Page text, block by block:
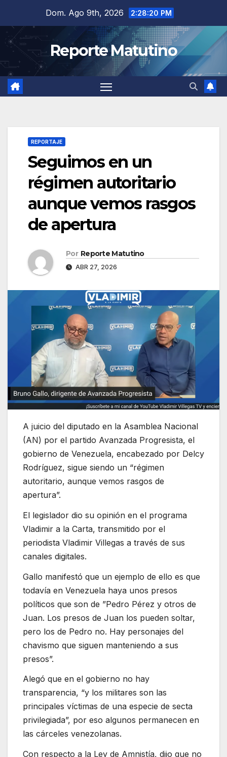
contenido
Dom. Ago 9th, 2026 2:28:21 PM
Reporte Matutino
REPORTAJE
Seguimos en un
régimen autoritario
aunque vemos rasgos
de apertura
Por Reporte Matutino
ABR 27, 2026
A juicio del diputado en la Asamblea Nacional
(AN) por el partido Avanzada Progresista, el
gobierno de Venezuela, encabezado por Delcy
Rodríguez, sigue siendo un “régimen
autoritario, aunque vemos rasgos de
apertura”.
El legislador dio su opinión en el programa
Vladimir a la Carta, transmitido por el
periodista Vladimir Villegas a través de sus
canales digitales.
Gallo manifestó que un ejemplo de ello es que
todavía en Venezuela haya unos presos
políticos que son de ”Pedro Pérez y otros de
Juan. Los presos de Juan los pueden soltar,
pero los de Pedro no. Hay personajes del
chavismo que siguen manteniendo a sus
presos”.
Alegó que en el gobierno no hay
transparencia, “y los militares son las
principales víctimas de una especie de secta
privilegiada”, por eso algunos permanecen en
las cárceles venezolanas.
Con respecto a la Ley de Amnistía, dijo que no